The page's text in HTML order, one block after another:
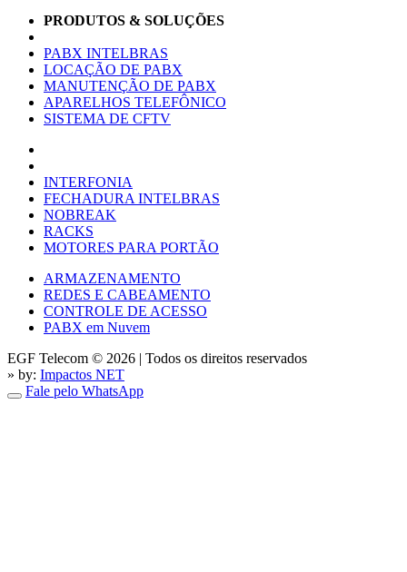
PRODUTOS & SOLUÇÕES
PABX INTELBRAS
LOCAÇÃO DE PABX
MANUTENÇÃO DE PABX
APARELHOS TELEFÔNICO
SISTEMA DE CFTV
INTERFONIA
FECHADURA INTELBRAS
NOBREAK
RACKS
MOTORES PARA PORTÃO
ARMAZENAMENTO
REDES E CABEAMENTO
CONTROLE DE ACESSO
PABX em Nuvem
EGF Telecom © 2026 | Todos os direitos reservados
» by: Impactos NET
Fale pelo WhatsApp